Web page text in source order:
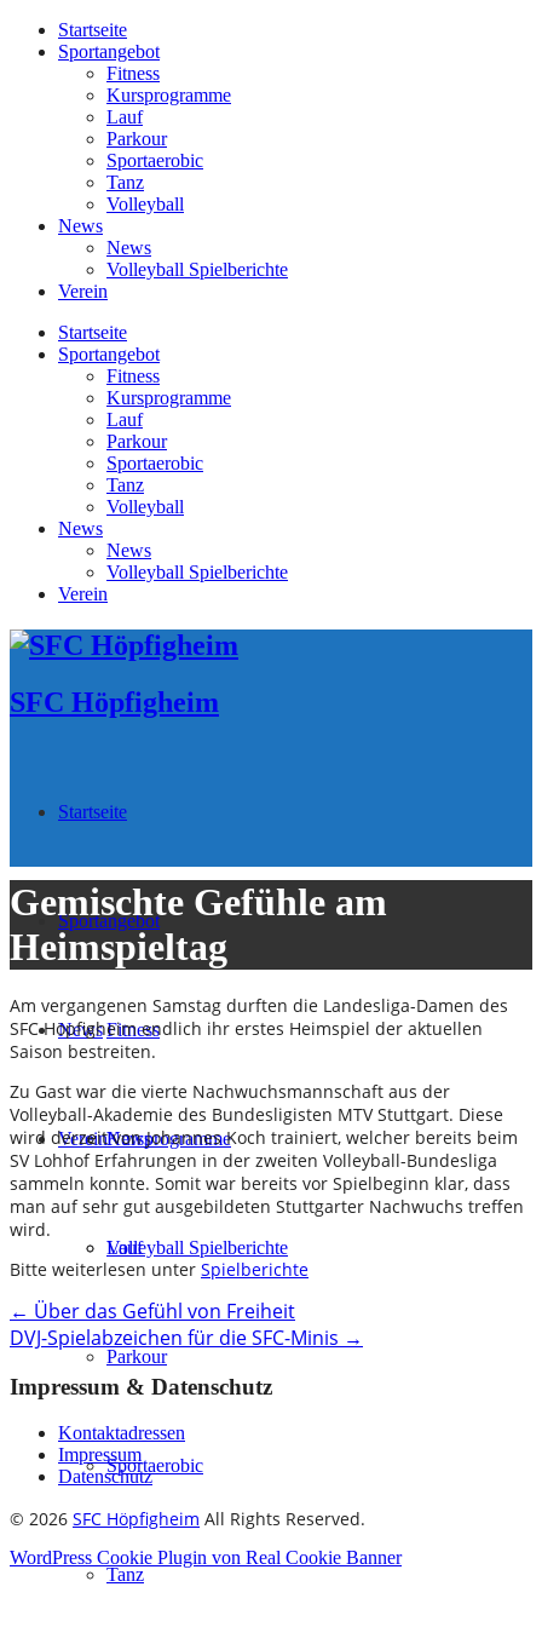
Startseite
Sportangebot
Fitness
Kursprogramme
Lauf
Parkour
Sportaerobic
Tanz
Volleyball
News
News
Volleyball Spielberichte
Verein
Startseite
Sportangebot
Fitness
Kursprogramme
Lauf
Parkour
Sportaerobic
Tanz
Volleyball
News
News
Volleyball Spielberichte
Verein
SFC Höpfigheim
Startseite
Sportangebot
Fitness
Kursprogramme
Lauf
Parkour
Sportaerobic
Tanz
News
News
Volleyball Spielberichte
Verein
Gemischte Gefühle am
Heimspieltag
Am vergangenen Samstag durften die Landesliga-Damen des
SFC Höpfigheim endlich ihr erstes Heimspiel der aktuellen
Saison bestreiten.
Zu Gast war die vierte Nachwuchsmannschaft aus der
Volleyball-Akademie des Bundesligisten MTV Stuttgart. Diese
wird derzeit von Johannes Koch trainiert, welcher bereits beim
SV Lohhof Erfahrungen in der zweiten Volleyball-Bundesliga
sammeln konnte. Somit war bereits vor Spielbeginn klar, dass
man auf sehr gut ausgebildeten Stuttgarter Nachwuchs treffen
wird.
Bitte weiterlesen unter Spielberichte
Post
navigation
← Über das Gefühl von Freiheit
DVJ-Spielabzeichen für die SFC-Minis →
Impressum & Datenschutz
Kontaktadressen
Impressum
Datenschutz
© 2026 SFC Höpfigheim All Rights Reserved.
WordPress Cookie Plugin von Real Cookie Banner